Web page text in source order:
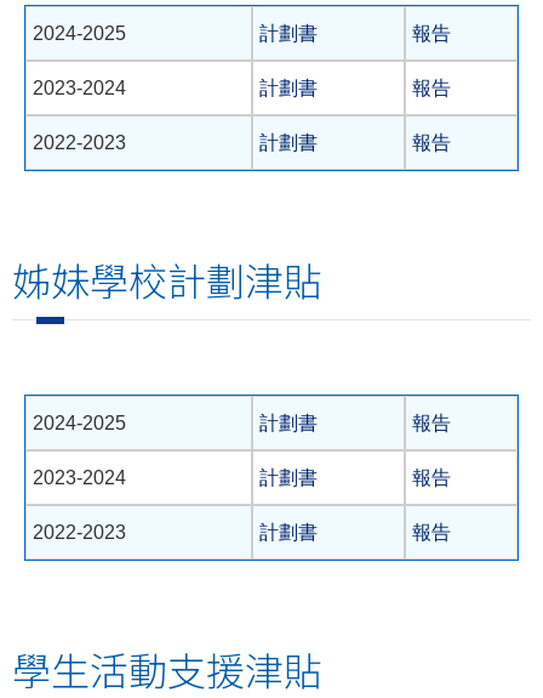
2024-2025 計劃書 報告
2023-2024 計劃書 報告
2022-2023 計劃書 報告
姊妹學校計劃津貼
2024-2025 計劃書 報告
2023-2024 計劃書 報告
2022-2023 計劃書 報告
學生活動支援津貼